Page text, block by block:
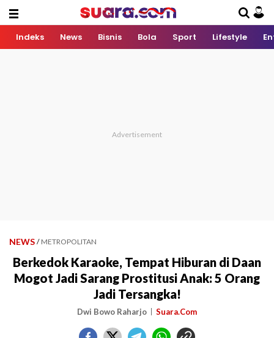
Indeks News Bisnis Bola Sport Lifestyle
NEWS / METROPOLITAN
Berkedok Karaoke, Tempat Hiburan di Daan
Mogot Jadi Sarang Prostitusi Anak: 5 Orang
Jadi Tersangka!
Dwi Bowo Raharjo Suara.Com